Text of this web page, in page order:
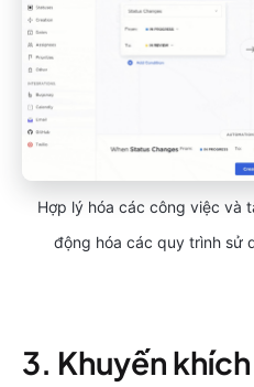
Hợp lý hóa các công việc và
động hóa các quy trình sử
3. Khuyến